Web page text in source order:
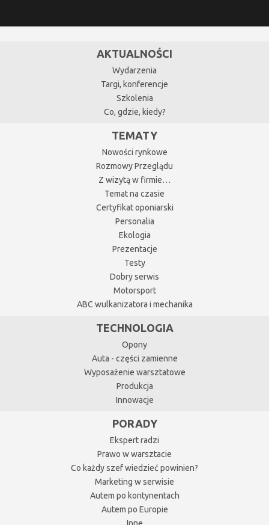
AKTUALNOŚCI
Wydarzenia
Targi, konferencje
Szkolenia
Co, gdzie, kiedy?
TEMATY
Nowości rynkowe
Rozmowy Przeglądu
Z wizytą w firmie…
Temat na czasie
Certyfikat oponiarski
Personalia
Ekologia
Prezentacje
Testy
Dobry serwis
Motorsport
ABC wulkanizatora i mechanika
TECHNOLOGIA
Opony
Auta - części zamienne
Wyposażenie warsztatowe
Produkcja
Innowacje
PORADY
Ekspert radzi
Prawo w warsztacie
Co każdy szef wiedzieć powinien?
Marketing w serwisie
Autem po kontynentach
Autem po Europie